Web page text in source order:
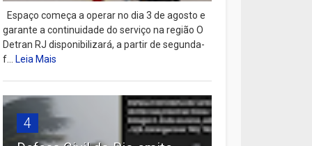
Espaço começa a operar no dia 3 de agosto e
garante a continuidade do serviço na região O
Detran RJ disponibilizará, a partir de segunda-
f...Leia Mais
4